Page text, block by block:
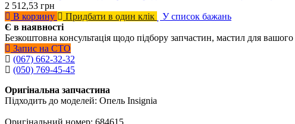
2 512,53 грн
В корзину
Придбати в один клік
У список бажань
Є в наявності
Безкоштовна консультація щодо підбору запчастин, мастил для
Запис на СТО
(067) 662-32-32
(050) 769-45-45
Оригінальна запчастина
Підходить до моделей: Опель Insignia
Оригінальний номер: 684615